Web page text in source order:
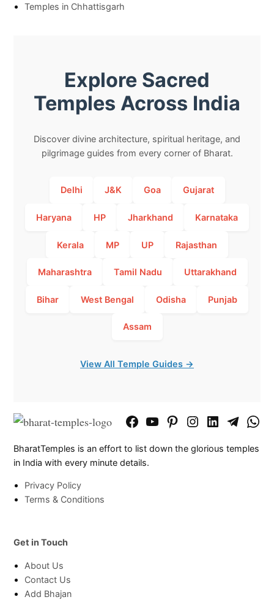
Temples in Chhattisgarh
Explore Sacred
Temples Across India
Discover divine architecture, spiritual heritage, and
pilgrimage guides from every corner of Bharat.
Delhi J&K Goa Gujarat
Haryana HP Jharkhand Karnataka
Kerala MP UP Rajasthan
Maharashtra Tamil Nadu Uttarakhand
Bihar West Bengal Odisha Punjab
Assam
View All Temple Guides →
FacebookYouTubePinterestInstagram
LinkedInTelegram
BharatTemples is an effort to list down the glorious temples
in India with every minute details.
Privacy Policy
Terms & Conditions
Get in Touch
About Us
Contact Us
Add Bhajan